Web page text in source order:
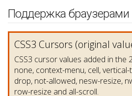
Поддержка браузерами